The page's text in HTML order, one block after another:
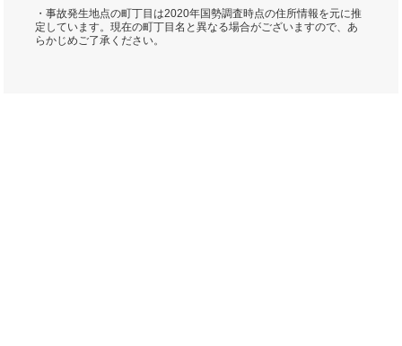
・事故発生地点の町丁目は2020年国勢調査時点の住所情報を元に推
定しています。現在の町丁目名と異なる場合がございますので、あ
らかじめご了承ください。